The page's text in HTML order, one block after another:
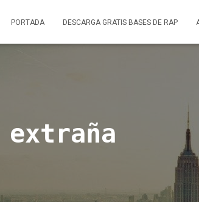
PORTADA DESCARGA GRATIS BASES DE RAP
extraña